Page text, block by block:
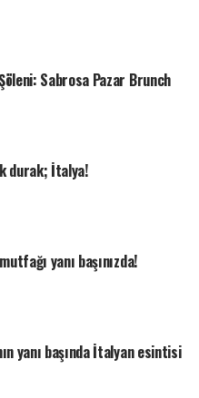
Sabrosa Pazar Brunch
durak; İtalya!
yanı başınızda!
yanı başında İtalyan esintisi